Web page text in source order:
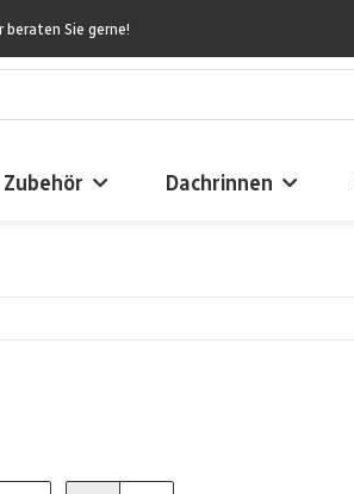
beraten Sie gerne!
Zubehör Dachrinnen